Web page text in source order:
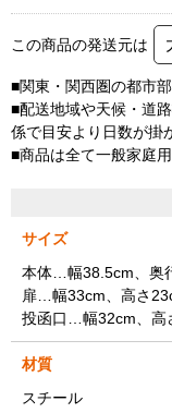
この商品の発送元は
■関東・関西圏の都市
■配送地域や天候・道
係で目安より日数が掛
■商品は全て一般家庭
サイズ
本体…幅38.5cm、奥
扉…幅33cm、高さ
投函口…幅32cm、高
材質
スチール